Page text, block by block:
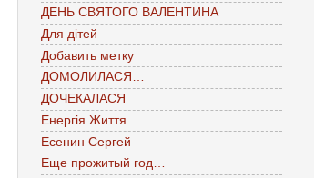
ДЕНЬ СВЯТОГО ВАЛЕНТИНА
Для дітей
Добавить метку
ДОМОЛИЛАСЯ…
ДОЧЕКАЛАСЯ
Енергія Життя
Есенин Сергей
Еще прожитый год…